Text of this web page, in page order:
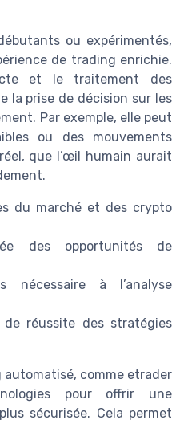
ou expérimentés,
de trading enrichie.
et le traitement des
la prise de décision sur les
Par exemple, elle peut
ou des mouvements
que l’œil humain aurait
du marché et des crypto
des opportunités de
nécessaire à l’analyse
réussite des stratégies
comme etrader
pour offrir une
sécurisée. Cela permet